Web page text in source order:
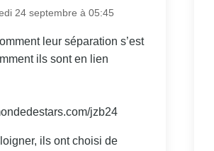
24 septembre à 05:45
leur séparation s’est
ils sont en lien
jzb24
ils ont choisi de